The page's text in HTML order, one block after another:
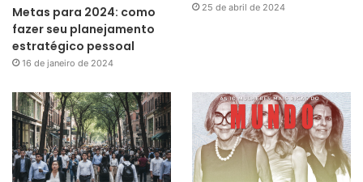
Metas para 2024: como
fazer seu planejamento
estratégico pessoal
16 de janeiro de 2024
25 de abril de 2024